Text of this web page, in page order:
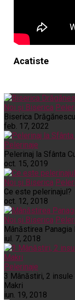
Acatiste
Noi și Biserica
Biserica
feb. 17, 2022
Pelerinaje
Pelerinaj la Sfânta
oct. 15, 2019
Noi și Biserica
Ce este pelerinajul?
oct. 12, 2018
Noi și Biserica
Mânăstirea
iul. 7, 2018
Pelerinaje
3 Mânăstiri, 2
Makri
iun. 19, 2018